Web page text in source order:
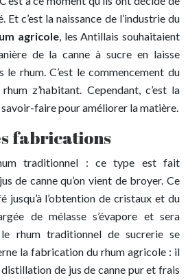
c’est la naissance de l’industrie du
agricole, les Antillais souhaitaient
de la canne à sucre en laisse
le rhum. C’est le commencement du
z’habitant. Cependant, c’est la
savoir-faire pour améliorer la matière.
fabrications
traditionnel : ce type est fait
de canne qu’on vient de broyer. Ce
jusqu’à l’obtention de cristaux et du
de mélasse s’évapore et sera
rhum traditionnel de sucrerie se
la fabrication du rhum agricole : il
distillation de jus de canne pur et frais